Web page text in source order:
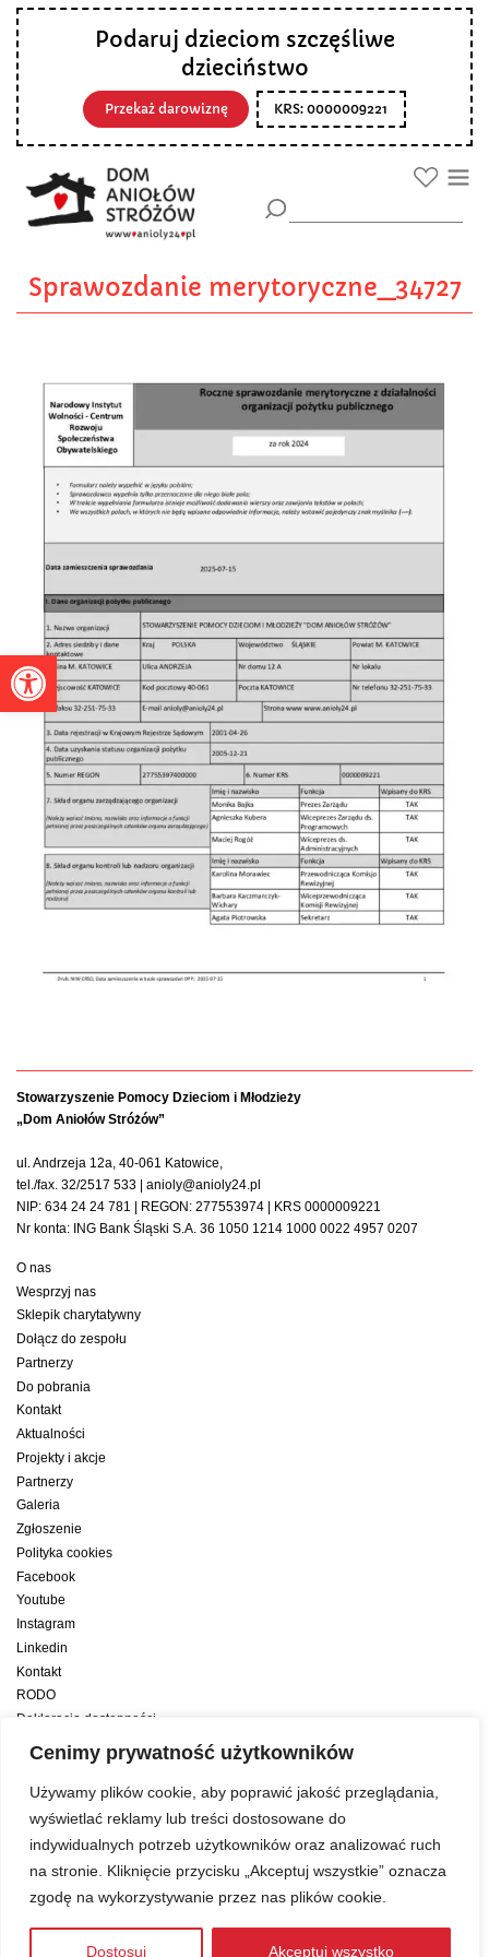
Otwórz pasek narzędzi
Cenimy prywatność użytkowników
Używamy plików cookie, aby poprawić jakość przeglądania,
wyświetlać reklamy lub treści dostosowane do
indywidualnych potrzeb użytkowników oraz analizować ruch
na stronie. Kliknięcie przycisku „Akceptuj wszystkie” oznacza
zgodę na wykorzystywanie przez nas plików cookie.
Dostosuj Akceptuj wszystko
Podaruj dzieciom szczęśliwe
dzieciństwo
Przekaż darowiznę KRS: 0000009221
Sprawozdanie merytoryczne_34727
Stowarzyszenie Pomocy Dzieciom i Młodzieży
„Dom Aniołów Stróżów”
ul. Andrzeja 12a, 40-061 Katowice,
tel./fax. 32/2517 533 | anioly@anioly24.pl
NIP: 634 24 24 781 | REGON: 277553974 | KRS 0000009221
Nr konta: ING Bank Śląski S.A. 36 1050 1214 1000 0022 4957 0207
O nas
Wesprzyj nas
Sklepik charytatywny
Dołącz do zespołu
Partnerzy
Do pobrania
Kontakt
Aktualności
Projekty i akcje
Partnerzy
Galeria
Zgłoszenie
Polityka cookies
Facebook
Youtube
Instagram
Linkedin
Kontakt
RODO
Deklaracja dostępności
Deklaracja dostępności cyfrowej
konsultanta amerykańskiego programu zarządzania przez cele Best